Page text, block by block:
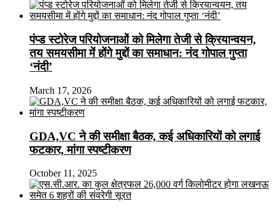
पंप्ड स्टोरेज परियोजनाओं को मिलेगा तेजी से क्रियान्वयन,
तय समयसीमा में होंगे मुद्दों का समाधान: नंद गोपाल गुप्ता
‘नंदी’
March 17, 2026
GDA,VC ने की समीक्षा बैठक, कई अधिकारियों को लगाई
फटकार, मांगा स्पष्टीकरण
October 11, 2025